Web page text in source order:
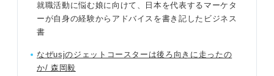
就職活動に悩む娘に向けて、日本を代表するマーケタ
ーが自身の経験からアドバイスを書き記したビジネス
書
なぜusjのジェットコースターは後ろ向きに走ったの
か/ 森岡毅